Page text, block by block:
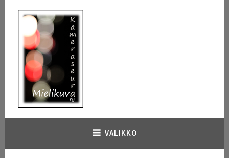
sisältöön
Kameraseura Mielikuva
VALIKKO